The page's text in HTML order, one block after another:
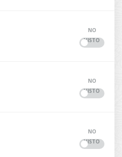
NO
VISTO
NO
VISTO
NO
VISTO